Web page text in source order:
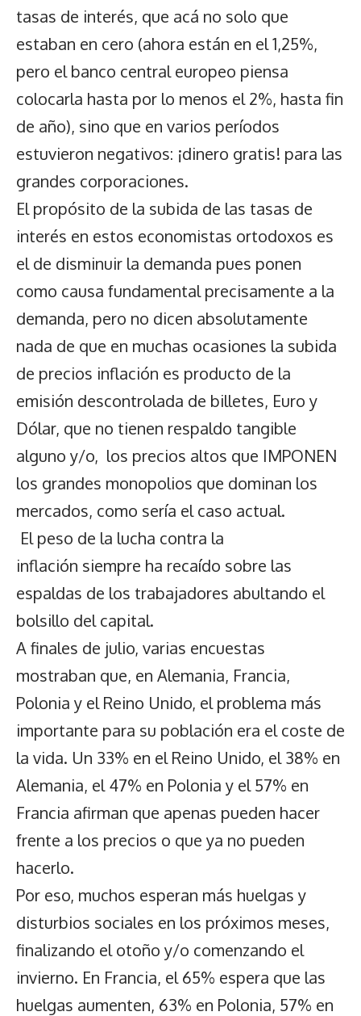
tasas de interés, que acá no solo que
estaban en cero (ahora están en el 1,25%,
pero el banco central europeo piensa
colocarla hasta por lo menos el 2%, hasta fin
de año), sino que en varios períodos
estuvieron negativos: ¡dinero gratis! para las
grandes corporaciones.
El propósito de la subida de las tasas de
interés en estos economistas ortodoxos es
el de disminuir la demanda pues ponen
como causa fundamental precisamente a la
demanda, pero no dicen absolutamente
nada de que en muchas ocasiones la subida
de precios inflación es producto de la
emisión descontrolada de billetes, Euro y
Dólar, que no tienen respaldo tangible
alguno y/o, los precios altos que IMPONEN
los grandes monopolios que dominan los
mercados, como sería el caso actual.
El peso de la lucha contra la
inflación siempre ha recaído sobre las
espaldas de los trabajadores abultando el
bolsillo del capital.
A finales de julio, varias encuestas
mostraban que, en Alemania, Francia,
Polonia y el Reino Unido, el problema más
importante para su población era el coste de
la vida. Un 33% en el Reino Unido, el 38% en
Alemania, el 47% en Polonia y el 57% en
Francia afirman que apenas pueden hacer
frente a los precios o que ya no pueden
hacerlo.
Por eso, muchos esperan más huelgas y
disturbios sociales en los próximos meses,
finalizando el otoño y/o comenzando el
invierno. En Francia, el 65% espera que las
huelgas aumenten, 63% en Polonia, 57% en